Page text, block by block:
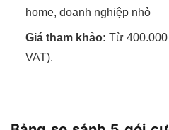
home, doanh nghiệp nhỏ
Giá tham khảo: Từ
VAT).